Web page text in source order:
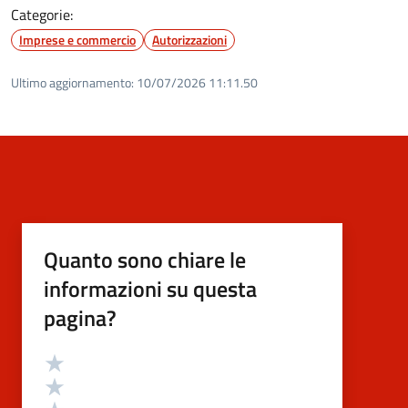
Categorie:
Imprese e commercio Autorizzazioni
Ultimo aggiornamento: 10/07/2026 11:11.50
Quanto sono chiare le
informazioni su questa
pagina?
Valutazione